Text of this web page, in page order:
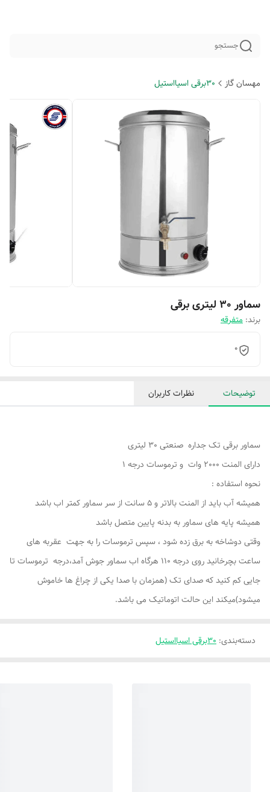
جستجو
مهسان گاز 30برقی اسیااستیل
سماور 30 لیتری برقی
برند: متفرقه
0
توضیحات نظرات کاربران
سماور برقی تک جداره صنعتی 30 لیتری
دارای المنت 2000 وات و ترموسات درجه 1
نحوه استفاده :
همیشه آب باید از المنت بالاتر و 5 سانت از سر سماور کمتر اب باشد
همیشه پایه های سماور به بدنه پایین متصل باشد
وقتی دوشاخه به برق زده شود ، سپس ترموسات را به جهت عقربه های
ساعت بچرخانید روی درجه 110 هرگاه اب سماور جوش آمد،درجه ترموسات تا
جایی کم کنید که صدای تک (همزمان با صدا یکی از چراغ ها خاموش
میشود)میکند این حالت اتوماتیک می باشد.
دسته‌بندی: 30برقی اسیااستیل